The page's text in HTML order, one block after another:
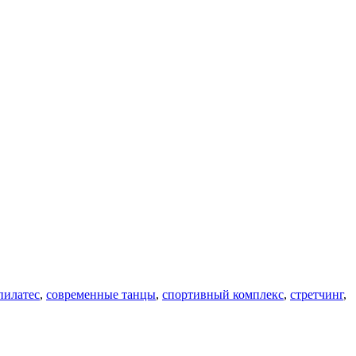
, современные танцы, спортивный комплекс, стретчинг,